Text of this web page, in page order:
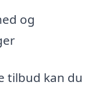
og
tilbud kan du